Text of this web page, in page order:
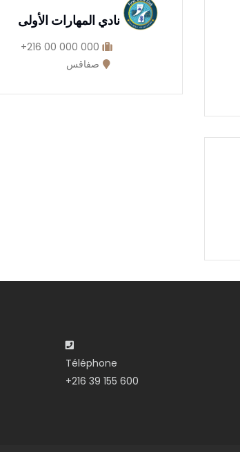
نادي المهارات الأولى
000 000 00 216+
صفاقس
Téléphone
+216 39 155 600